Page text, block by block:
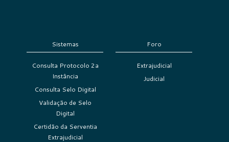
Sistemas
Consulta Protocolo 2a
Instância
Consulta Selo Digital
Validação de Selo
Digital
Certidão da Serventia
Extrajudicial
Foro
Extrajudicial
Judicial